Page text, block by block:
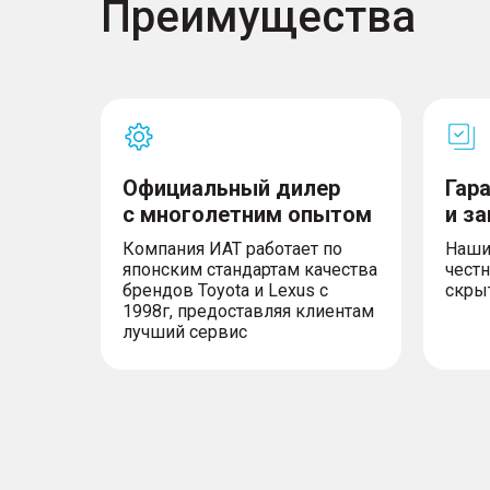
Преимущества
Официальный дилер
с многолетним опытом
Компания ИАТ работает по
японским стандартам качества
брендов Toyota и Lexus с
1998г, предоставляя клиентам
лучший сервис
и
Наши